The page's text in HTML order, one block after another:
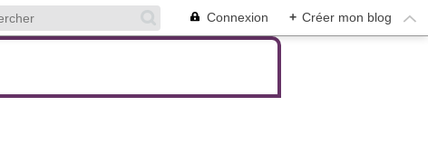
Connexion + Créer mon blog